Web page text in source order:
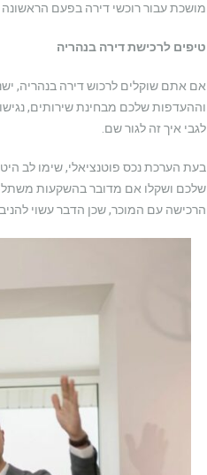
מושכת עבור רוכשי דירה בפעם
טיפים לרכישת דירה בנהריה
אם אתם שוקלים לרכוש דירה בנהריה,
וההעדפות שלכם מבחינת שירותים,
לגבי איך זה לגור שם.
בעת הערכת נכס פוטנציאלי, שימו לב
שלכם ושקלו אם מדובר בהשקעות
הרכישה עם המוכר, שכן הדבר עשוי